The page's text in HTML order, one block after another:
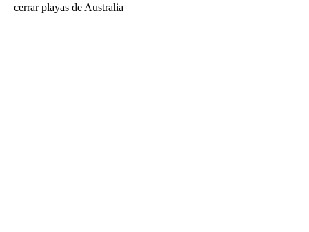
cerrar playas de Australia